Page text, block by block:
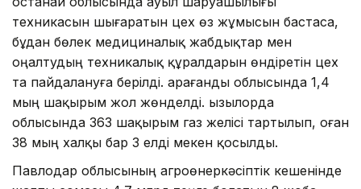
техникасын шығаратын цех өз жұмысын бастаса,
бұдан бөлек медициналық жабдықтар мен
оңалтудың техникалық құралдарын өндіретін цех
та пайдалануға берілді. Қарағанды облысында 1,4
мың шақырым жол жөнделді. Қызылорда
облысында 363 шақырым газ желісі тартылып, оған
38 мың халқы бар 3 елді мекен қосылды.
Павлодар облысының агроөнеркәсіптік кешенінде